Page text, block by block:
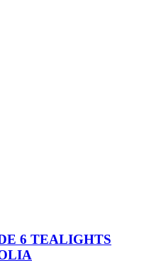
6 TEALIGHTS